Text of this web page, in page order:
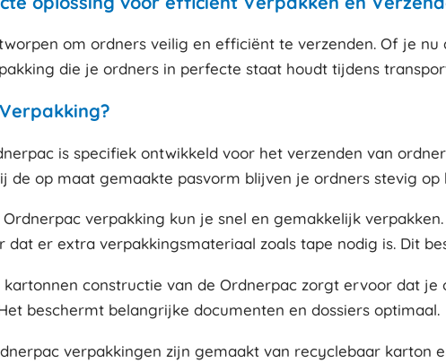
om ordners veilig en efficiënt te verzenden. Of je
die je ordners in perfecte staat houdt tijdens
is specifiek ontwikkeld voor het verzenden van
de op maat gemaakte pasvorm blijven je ordners stevig op
Ordnerpac verpakking kun je snel en gemakkelijk
dat er extra verpakkingsmateriaal zoals tape nodig is. Dit
constructie van de Ordnerpac zorgt ervoor dat
beschermt belangrijke documenten en dossiers optimaal.
verpakkingen zijn gemaakt van recyclebaar karton